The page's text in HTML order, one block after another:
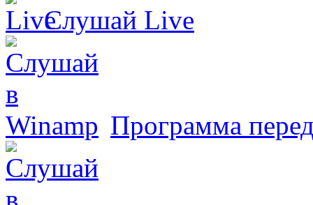
Слушай Live
Программа